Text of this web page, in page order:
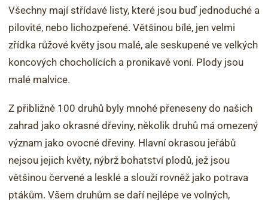
Všechny mají střídavé listy, které jsou buď jednoduché a
pilovité, nebo lichozpeřené. Většinou bílé, jen velmi
zřídka růžové květy jsou malé, ale seskupené ve velkých
koncových chocholících a pronikavě voní. Plody jsou
malé malvice.
Z přibližně 100 druhů byly mnohé přeneseny do našich
zahrad jako okrasné dřeviny, několik druhů má omezený
význam jako ovocné dřeviny. Hlavní okrasou jeřábů
nejsou jejich květy, nýbrž bohatství plodů, jež jsou
většinou červené a lesklé a slouží rovněž jako potrava
ptákům. Všem druhům se daří nejlépe ve volných,